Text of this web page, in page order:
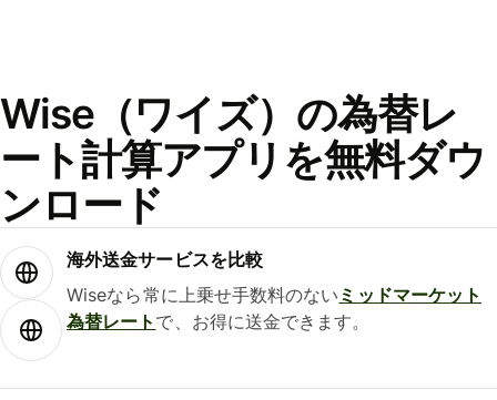
Wise（ワイズ）の為替レ
ート計算アプリを無料ダウ
ンロード
海外送金サービスを比較
Wiseなら常に上乗せ手数料のない ミッドマーケット
為替レート で、お得に送金できます。